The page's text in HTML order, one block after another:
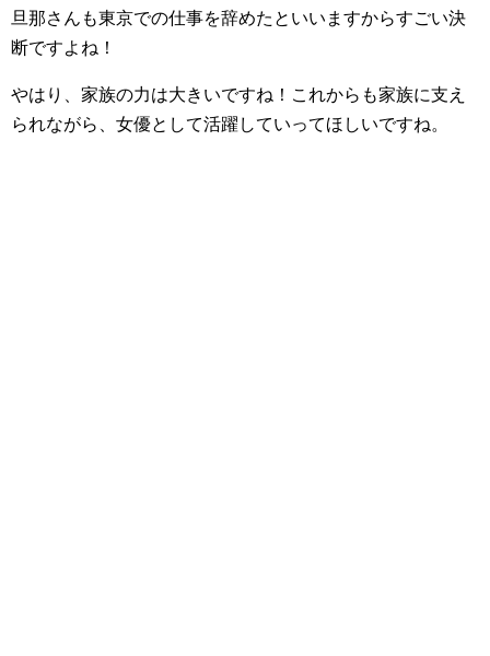
旦那さんも東京での仕事を辞めたといいますからすごい決
断ですよね！
やはり、家族の力は大きいですね！これからも家族に支え
られながら、女優として活躍していってほしいですね。